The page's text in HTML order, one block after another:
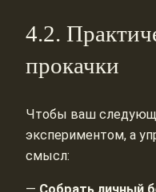
4.2.
прокачки
Чтобы ваш
экспериментом, а
смысл: